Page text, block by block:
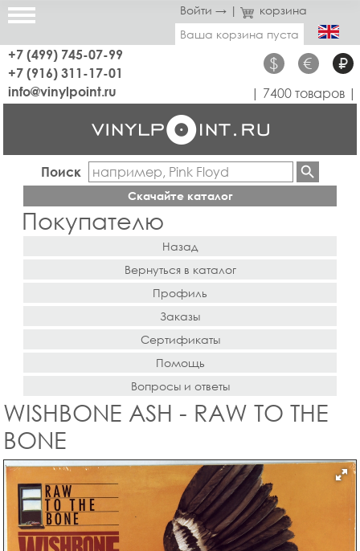
Войти → |
корзина
Ваша корзина пуста
+7 (499) 745-07-99
+7 (916) 311-17-01
$ € ₽
info@vinylpoint.ru | 7400 товаров |
Поиск
Скачайте каталог
Покупателю
Назад
Вернуться в каталог
Профиль
Заказы
Сертификаты
Помощь
Вопросы и ответы
WISHBONE ASH - RAW TO THE
BONE